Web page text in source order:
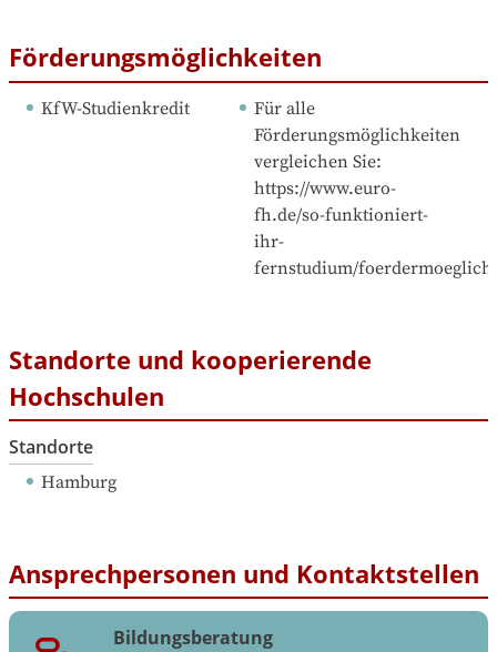
Förderungsmöglichkeiten
KfW-Studienkredit
Für alle
Förderungsmöglichkeiten
vergleichen Sie:
https://www.euro-
fh.de/so-funktioniert-
ihr-
fernstudium/
Standorte und kooperierende
Hochschulen
Standorte
Hamburg
Ansprechpersonen und Kontaktstellen
Bildungsberatung